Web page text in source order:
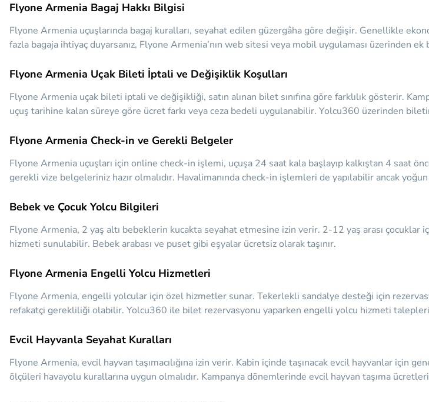
Flyone Armenia Bagaj Hakkı Bilgisi
Flyone Armenia uçuşlarında bagaj kuralları, seyahat edilen güzergâha göre değişir. Genellikle
fazla bagaja ihtiyaç duyarsanız, Flyone Armenia’nın web sitesi veya mobil uygulaması üzerinden ek
Flyone Armenia Uçak Bileti İptali ve Değişiklik Koşulları
Flyone Armenia uçak bileti iptali ve değişikliği, satın alınan bilet sınıfına göre farklılık gösterir.
uçuş tarihine kalan süreye göre ücret farkı veya ceza bedeli uygulanabilir. Yolcu360 üzerinden
Flyone Armenia Check-in ve Gerekli Belgeler
Flyone Armenia uçuşları için online check-in işlemi, uçuşa 24 saat kala başlayıp kalkıştan 4 saat
gerekli vize belgeleriniz hazır olmalıdır. Havalimanında check-in işlemleri de yapılabilir ancak
Bebek ve Çocuk Yolcu Bilgileri
Flyone Armenia, 2 yaş altı bebeklerin kucakta seyahat etmesine izin verir. 2-12 yaş arası çocuklar
hizmeti sunulabilir. Bebek arabası ve puset gibi eşyalar ücretsiz olarak taşınır.
Flyone Armenia Engelli Yolcu Hizmetleri
Flyone Armenia, engelli yolcular için özel hizmetler sunar. Tekerlekli sandalye desteği için
refakatçi gerekliliği olabilir. Yolcu360 ile bilet rezervasyonu yaparken engelli yolcu hizmeti
Evcil Hayvanla Seyahat Kuralları
Flyone Armenia, evcil hayvan taşımacılığına izin verir. Kabin içinde taşınacak evcil hayvanlar için
ölçüleri havayolu kurallarına uygun olmalıdır. Kampanya dönemlerinde evcil hayvan taşıma